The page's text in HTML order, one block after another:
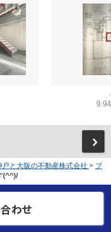
と大阪の不動産株式会社 > ブ
(^^)/
わせ